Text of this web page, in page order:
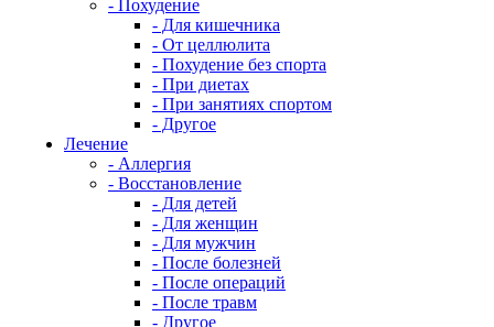
- Похудение
- Для кишечника
- От целлюлита
- Похудение без спорта
- При диетах
- При занятиях спортом
- Другое
Лечение
- Аллергия
- Восстановление
- Для детей
- Для женщин
- Для мужчин
- После болезней
- После операций
- После травм
- Другое